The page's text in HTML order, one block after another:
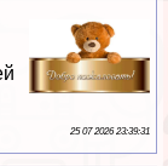
25 07 2026 23:39:31